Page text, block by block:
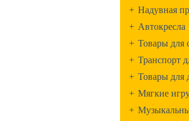
+ Надувная
+ Автокресла
+ Товары для
+ Транспорт
+ Товары для
+ Мягкие
+